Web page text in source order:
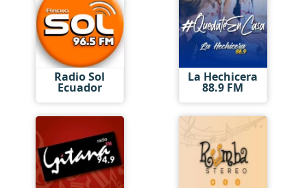
Radio Sol
Ecuador
La Hechicera
88.9 FM